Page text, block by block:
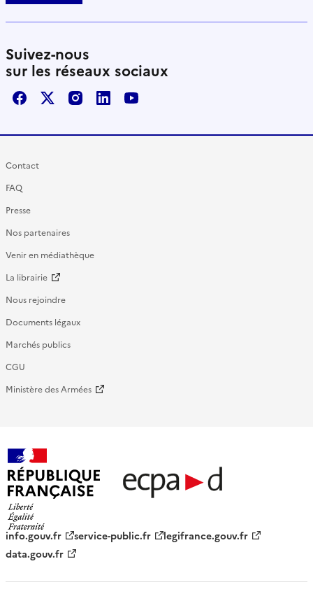
Suivez-nous
sur les réseaux sociaux
FacebookX / TwitterInstagram
LinkedInYoutube
Contact
FAQ
Presse
Nos partenaires
Venir en médiathèque
La librairie
Nous rejoindre
Documents légaux
Marchés publics
CGU
Ministère des Armées
française - ECPAD
info.gouv.fr service-public.fr
legifrance.gouv.fr
data.gouv.fr